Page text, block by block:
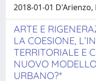
2018-01-01
ARTE E
LA COESIONE,
TERRITORIALE E
NUOVO
URBANO?*